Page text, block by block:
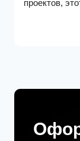
проектов,